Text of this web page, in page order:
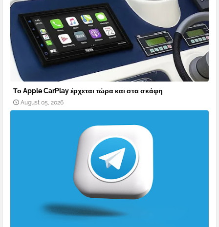
Το Apple CarPlay έρχεται τώρα και στα σκάφη
August 05, 2026